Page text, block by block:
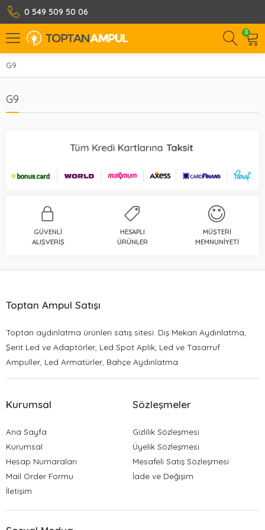
0 549 509 50 06
0
G9
G9
GÜVENLI
ALIŞVERIŞ
HESAPLI
ÜRÜNLER
MÜŞTERI
MEMNUNIYETI
Toptan Ampul Satışı
Toptan aydınlatma ürünleri satış sitesi. Dış Mekan Aydınlatma,
Şerit Led ve Adaptörler, Led Spot Aplik, Led ve Tasarruf
Ampuller, Led Armatürler, Bahçe Aydınlatma
Kurumsal
Ana Sayfa
Kurumsal
Hesap Numaraları
Mail Order Formu
İletişim
Sözleşmeler
Gizlilik Sözleşmesi
Üyelik Sözleşmesi
Mesafeli Satış Sözleşmesi
İade ve Değişim